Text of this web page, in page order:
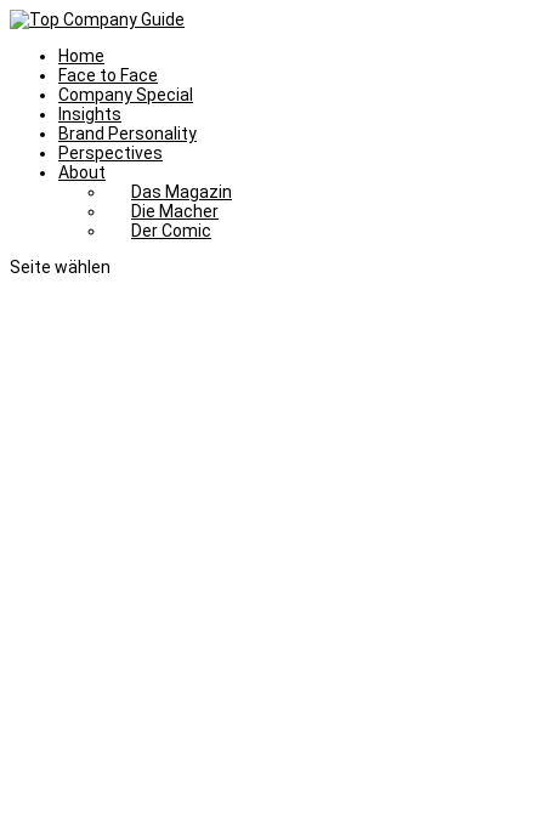
Home
Face to Face
Company Special
Insights
Brand Personality
Perspectives
About
Das Magazin
Die Macher
Der Comic
Seite wählen